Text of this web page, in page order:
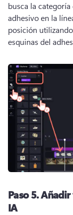
busca la categoría
adhesivo en la
posición
esquinas del
Paso 5.Añadir
IA